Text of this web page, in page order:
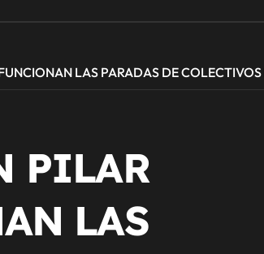
LAS PARADAS DE
PILAR
LAS